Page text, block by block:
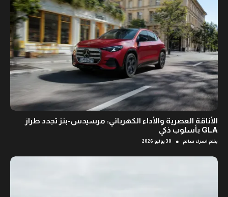
الأناقة العصرية والأداء الكهربائي: مرسيدس-بنز تجدد طراز
GLA بأسلوب ذكي
بقلم اسراء سالم ● 30 يوليو 2026